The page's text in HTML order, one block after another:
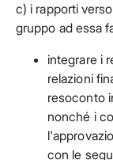
c) i rapporti
gruppo ad essa
integrare i
relazioni
resoconto
nonché i
con le